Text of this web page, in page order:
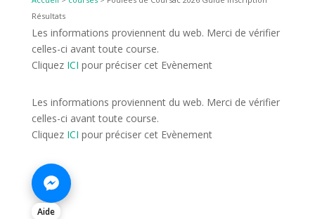
Résultats
Les informations proviennent du web. Merci de vérifier
celles-ci avant toute course.
Cliquez ICI pour préciser cet Evènement
Les informations proviennent du web. Merci de vérifier
celles-ci avant toute course.
Cliquez ICI pour préciser cet Evènement
Aide